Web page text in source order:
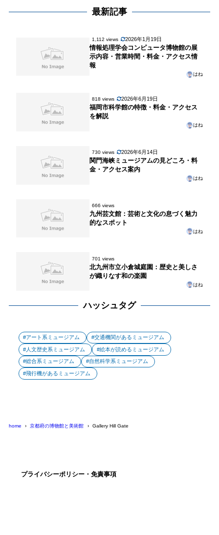
最新記事
1,112 views 2026年1月19日
情報処理学会コンピュータ博物館の展
示内容・営業時間・料金・アクセス情
報
はね
818 views 2026年6月19日
福岡市科学館の特徴・料金・アクセス
を解説
はね
730 views 2026年6月14日
関門海峡ミュージアムの見どころ・料
金・アクセス案内
はね
666 views
九州芸文館：芸術と文化の息づく魅力
的なスポット
はね
701 views
北九州市立小倉城庭園：歴史と美しさ
が織りなす和の楽園
はね
ハッシュタグ
アート系ミュージアム 交通機関があるミュージアム
人文歴史系ミュージアム 絵本が読めるミュージアム
総合系ミュージアム 自然科学系ミュージアム
飛行機があるミュージアム
home 京都府の博物館と美術館 Gallery Hill Gate
プライバシーポリシー・免責事項